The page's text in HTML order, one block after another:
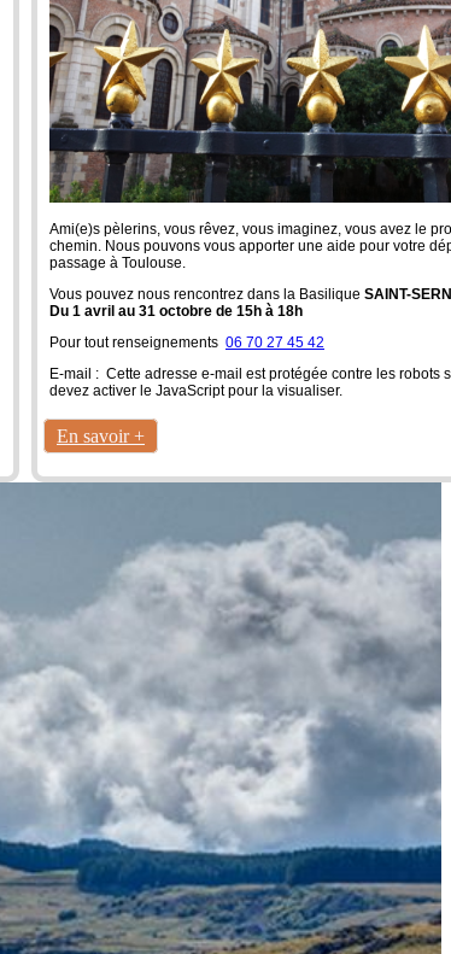
Ami(e)s pèlerins, vous rêvez, vous imaginez, vous avez le
chemin. Nous pouvons vous apporter une aide pour votre
passage à Toulouse.
Vous pouvez nous rencontrez dans la Basilique SAINT-
Du 1 avril au 31 octobre de 15h à 18h
Pour tout renseignements 06 70 27 45 42
E-mail : Cette adresse e-mail est protégée contre les robots
devez activer le JavaScript pour la visualiser.
En savoir +